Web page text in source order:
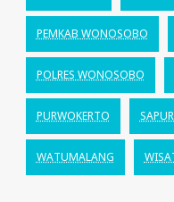
PEMKAB WONOSOBO
POLRES WONOSOBO
PURWOKERTO
WATUMALANG